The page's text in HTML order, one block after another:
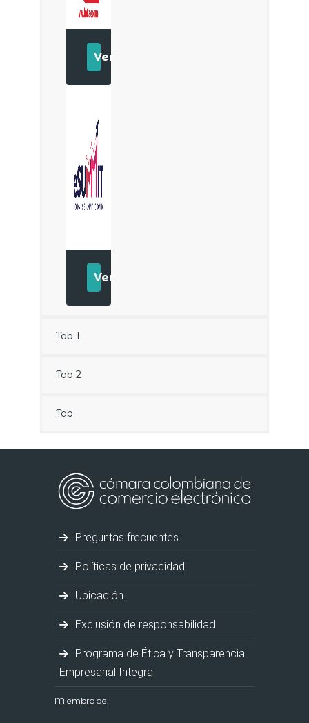
Ver
Ver
Tab 1
Tab 2
Tab
Preguntas frecuentes
Políticas de privacidad
Ubicación
Exclusión de responsabilidad
Programa de Ética y Transparencia
Empresarial Integral
Miembro de: